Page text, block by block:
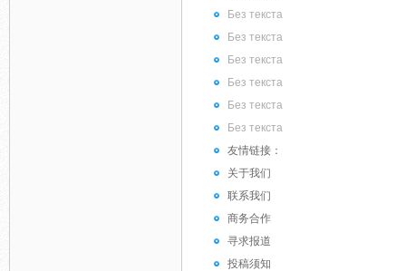
Без текста
Без текста
Без текста
Без текста
Без текста
Без текста
友情链接：
关于我们
联系我们
商务合作
寻求报道
投稿须知